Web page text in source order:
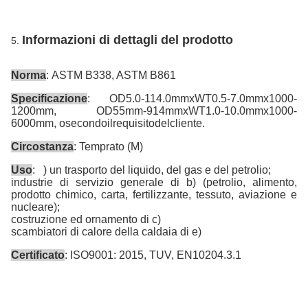
5. Informazioni di dettagli del prodotto
Norma: ASTM B338, ASTM B861
Specificazione: OD5.0-114.0mmxWT0.5-7.0mmx1000-
1200mm, OD55mm-914mmxWT1.0-10.0mmx1000-
6000mm, osecondoilrequisitodelcliente.
Circostanza: Temprato (M)
Uso: ) un trasporto del liquido, del gas e del petrolio;
industrie di servizio generale di b) (petrolio, alimento,
prodotto chimico, carta, fertilizzante, tessuto, aviazione e
nucleare);
costruzione ed ornamento di c)
scambiatori di calore della caldaia di e)
Certificato: ISO9001: 2015, TUV, EN10204.3.1